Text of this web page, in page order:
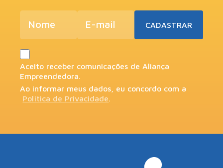
Aceito receber comunicações de Aliança
Empreendedora.
Ao informar meus dados, eu concordo com a
Política de Privacidade